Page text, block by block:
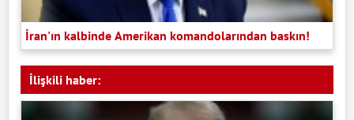
İran'ın kalbinde Amerikan komandolarından baskın!
İlişkili haber: